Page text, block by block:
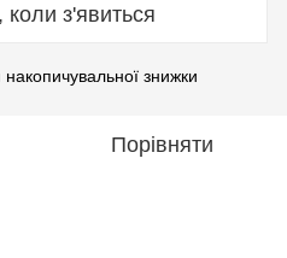
коли з'явиться
знижки
Порівняти